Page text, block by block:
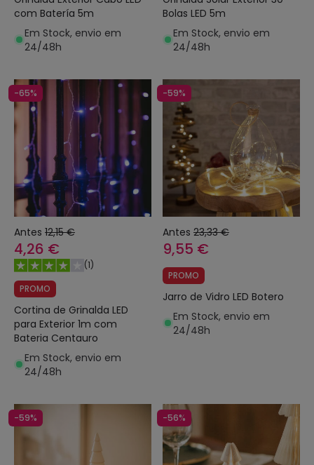
com Batería 5m
Em Stock, envio em
24/48h
Bolas LED 5m
Em Stock, envio em
24/48h
-65%
Antes 12,15 €
4,26 €
(1)
PROMO
Cortina de Grinalda LED
para Exterior 1m com
Bateria Centauro
Em Stock, envio em
24/48h
-59%
Antes 23,33 €
9,55 €
PROMO
Jarro de Vidro LED Botero
Em Stock, envio em
24/48h
-59% -56%